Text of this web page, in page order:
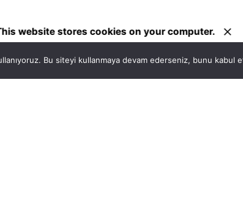
website stores cookies on your computer.
Bu siteyi kullanmaya devam ederseniz, bunu kabul